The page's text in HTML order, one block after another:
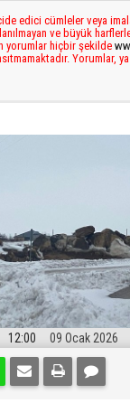
edici cümleler veya
ve büyük
yorumlar hiçbir şekilde
Yorumlar,
12:00 09 Ocak 2026